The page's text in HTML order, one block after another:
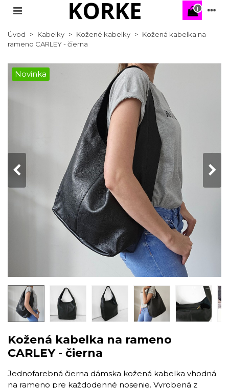
1
Úvod > Kabelky > Kožené kabelky > Kožená kabelka na
rameno CARLEY - čierna
Novinka
Kožená kabelka na rameno
CARLEY - čierna
Jednofarebná čierna dámska kožená kabelka vhodná
na rameno pre každodenné nosenie. Vyrobená z